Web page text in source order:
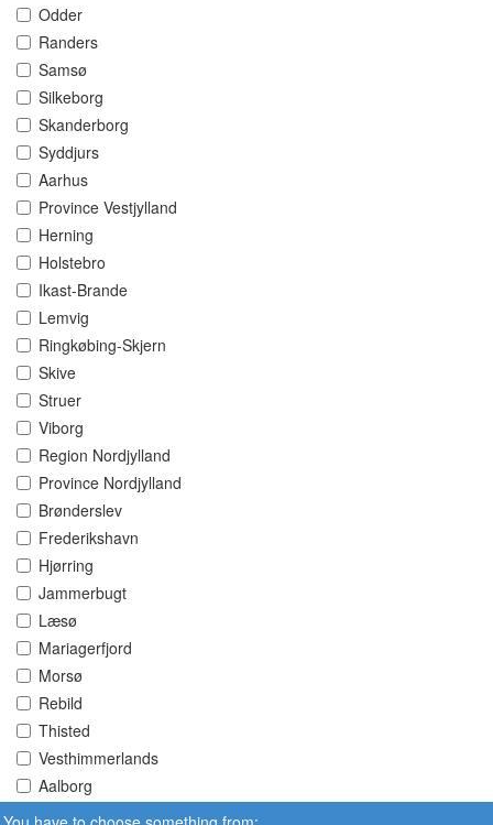
Odder
Randers
Samsø
Silkeborg
Skanderborg
Syddjurs
Aarhus
Province Vestjylland
Herning
Holstebro
Ikast-Brande
Lemvig
Ringkøbing-Skjern
Skive
Struer
Viborg
Region Nordjylland
Province Nordjylland
Brønderslev
Frederikshavn
Hjørring
Jammerbugt
Læsø
Mariagerfjord
Morsø
Rebild
Thisted
Vesthimmerlands
Aalborg